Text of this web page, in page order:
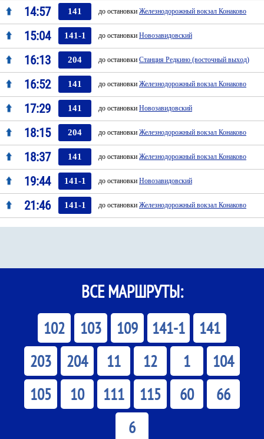
14:57 141 до остановки Железнодорожный вокзал Конаково
15:04 141-1 до остановки Новозавидовский
16:13 204 до остановки Станция Редкино (восточный выход)
16:52 141 до остановки Железнодорожный вокзал Конаково
17:29 141 до остановки Новозавидовский
18:15 204 до остановки Железнодорожный вокзал Конаково
18:37 141 до остановки Железнодорожный вокзал Конаково
19:44 141-1 до остановки Новозавидовский
21:46 141-1 до остановки Железнодорожный вокзал Конаково
ВСЕ МАРШРУТЫ:
102 103 109 141-1
141
203
204 11 12 1
104
105
10 111 115 60
66
6